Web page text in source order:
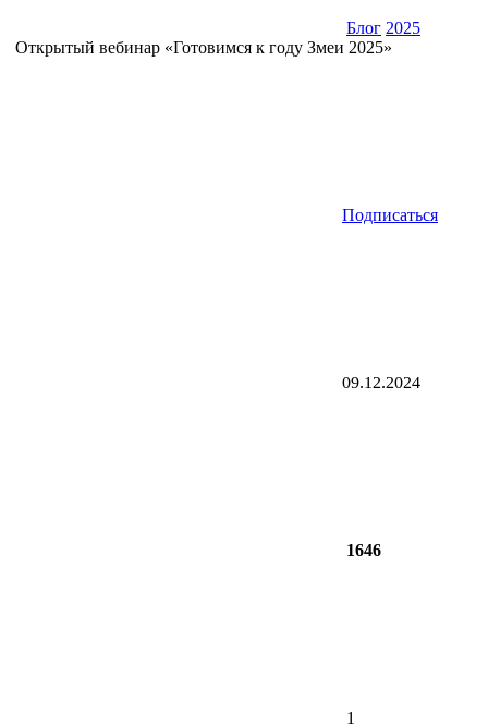
Блог 2025
Открытый вебинар «Готовимся к году Змеи 2025»
Подписаться
09.12.2024
1646
1